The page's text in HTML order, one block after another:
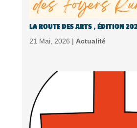
LA ROUTE DES ARTS , ÉDITION
21 Mai, 2026 | Actualité